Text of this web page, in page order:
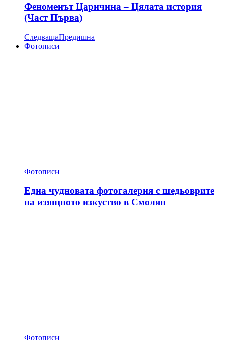
Феноменът Царичина – Цялата история
(Част Първа)
СледващаПредишна
Фотописи
Фотописи
Една чудновата фотогалерия с шедьоврите
на изящното изкуство в Смолян
Фотописи